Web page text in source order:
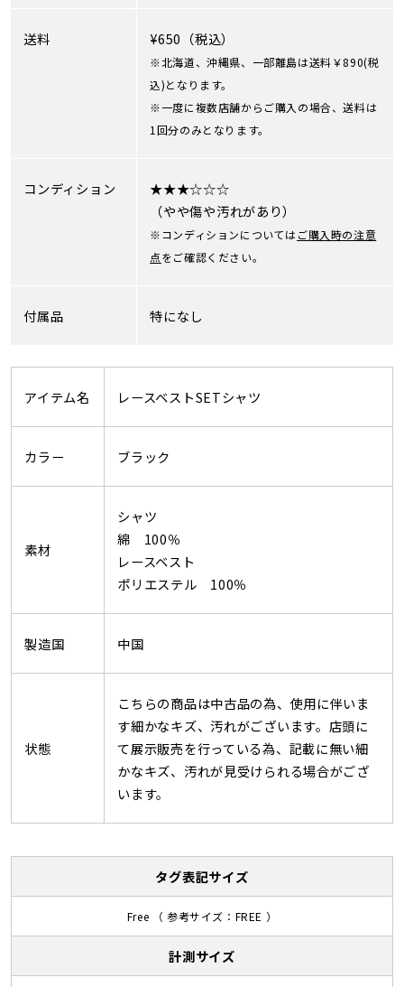
送料 ¥650（税込）
※北海道、沖縄県、一部離島は送料￥890(税
込)となります。
※一度に複数店舗からご購入の場合、送料は
1回分のみとなります。
コンディション
★★★☆☆☆
（やや傷や汚れがあり）
※コンディションについてはご購入時の注意
点をご確認ください。
付属品 特になし
アイテム名 レースベストSETシャツ
カラー ブラック
素材
シャツ
綿 100％
レースベスト
ポリエステル 100％
製造国 中国
状態
こちらの商品は中古品の為、使用に伴いま
す細かなキズ、汚れがございます。店頭に
て展示販売を行っている為、記載に無い細
かなキズ、汚れが見受けられる場合がござ
います。
タグ表記サイズ
Free （ 参考サイズ：FREE ）
計測サイズ